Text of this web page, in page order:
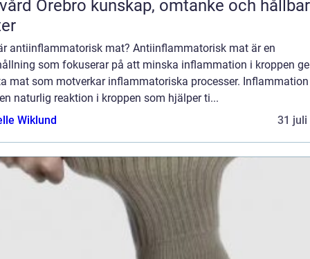
kunskap, omtanke och hållbara
antiinflammatorisk mat? Antiinflammatorisk mat är en
som fokuserar på att minska inflammation i kroppen
mat som motverkar inflammatoriska processer.
naturlig reaktion i kroppen som hjälper ti...
Wiklund
31 juli